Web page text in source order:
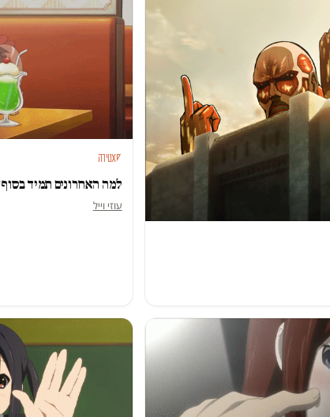
סאטירה
למה האחרונים תמיד
עוזי וייל